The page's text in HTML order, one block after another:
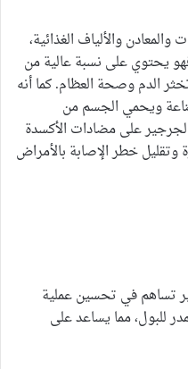
والمعادن والألياف الغذائية،
يحتوي على نسبة عالية من
الدم وصحة العظام. كما أنه
ويحمي الجسم من
على مضادات الأكسدة
خطر الإصابة بالأمراض
تساهم في تحسين عملية
للبول، مما يساعد على